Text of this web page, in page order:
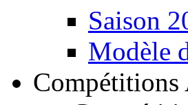
Saison
Modèle
Compétitions